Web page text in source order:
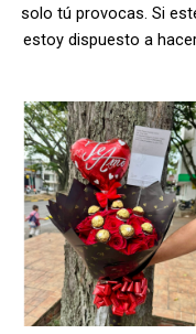
solo tú provocas. Si
estoy dispuesto a